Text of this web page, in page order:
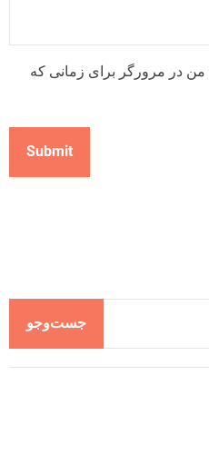
من در مرورگر برای زمانی که
جست‌وجو